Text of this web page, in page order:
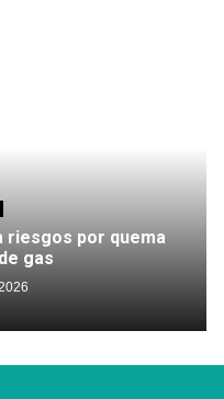
riesgos por quema
gas